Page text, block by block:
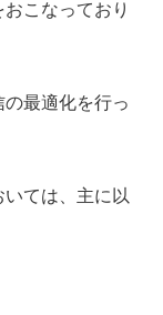
こなっており
最適化を行っ
ては、主に以